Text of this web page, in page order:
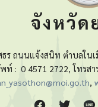
จังหวัด
ธร ถนนแจ้งสนิท ตำบลใน
ท์ : 0 4571 2722, โทรส
,